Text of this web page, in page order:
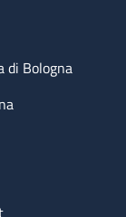
di Bologna